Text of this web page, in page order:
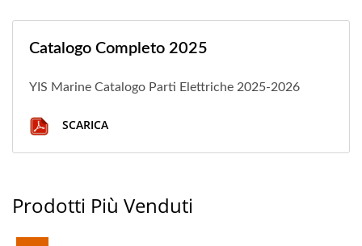
Catalogo Completo 2025
YIS Marine Catalogo Parti Elettriche 2025-2026
SCARICA
Prodotti Più Venduti